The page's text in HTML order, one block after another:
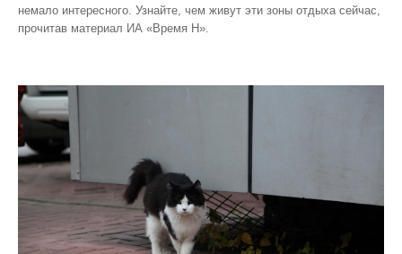
немало интересного. Узнайте, чем живут эти зоны отдыха сейчас,
прочитав материал ИА «Время Н».